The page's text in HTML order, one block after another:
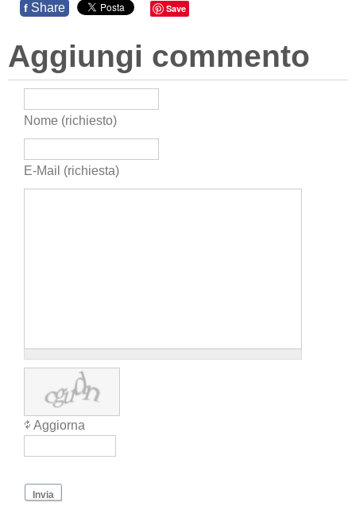
f Share Save
Aggiungi commento
Nome (richiesto)
E-Mail (richiesta)
Aggiorna
Invia